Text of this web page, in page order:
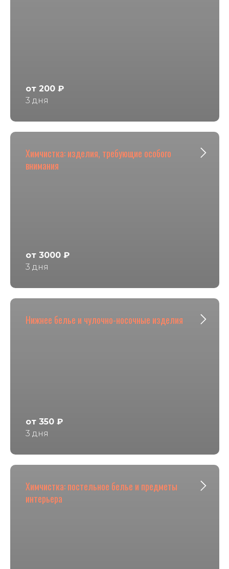
от 200 ₽
3 дня
Химчистка: изделия, требующие особого
внимания
от 3000 ₽
3 дня
Нижнее белье и чулочно-носочные изделия
от 350 ₽
3 дня
Химчистка: постельное белье и предметы
интерьера